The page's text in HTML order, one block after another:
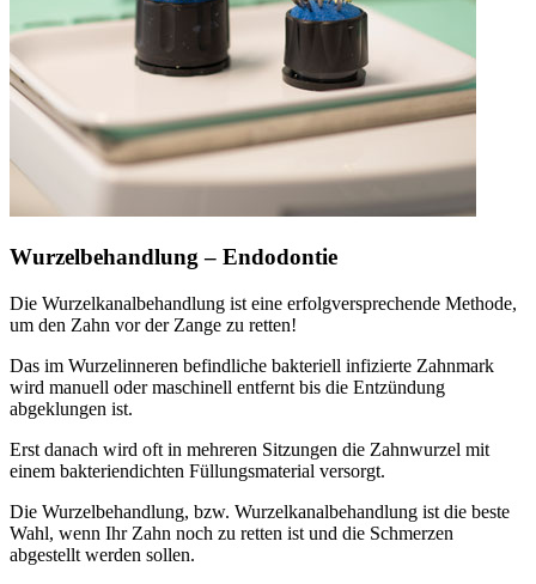
Wurzelbehandlung – Endodontie
Die Wurzelkanalbehandlung ist eine erfolgversprechende Methode,
um den Zahn vor der Zange zu retten!
Das im Wurzelinneren befindliche bakteriell infizierte Zahnmark
wird manuell oder maschinell entfernt bis die Entzündung
abgeklungen ist.
Erst danach wird oft in mehreren Sitzungen die Zahnwurzel mit
einem bakteriendichten Füllungsmaterial versorgt.
Die Wurzelbehandlung, bzw. Wurzelkanalbehandlung ist die beste
Wahl, wenn Ihr Zahn noch zu retten ist und die Schmerzen
abgestellt werden sollen.